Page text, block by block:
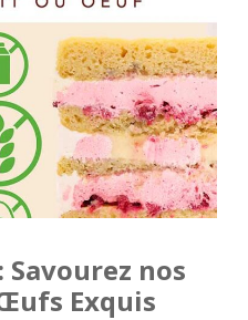
Savourez nos
Exquis